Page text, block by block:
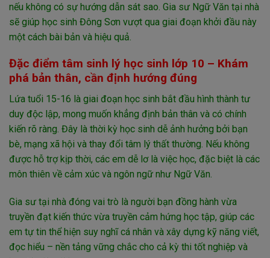
nếu không có sự hướng dẫn sát sao. Gia sư Ngữ Văn tại nhà
sẽ giúp học sinh Đông Sơn vượt qua giai đoạn khởi đầu này
một cách bài bản và hiệu quả.
Đặc điểm tâm sinh lý học sinh lớp 10 – Khám
phá bản thân, cần định hướng đúng
Lứa tuổi 15-16 là giai đoạn học sinh bắt đầu hình thành tư
duy độc lập, mong muốn khẳng định bản thân và có chính
kiến rõ ràng. Đây là thời kỳ học sinh dễ ảnh hưởng bởi bạn
bè, mạng xã hội và thay đổi tâm lý thất thường. Nếu không
được hỗ trợ kịp thời, các em dễ lơ là việc học, đặc biệt là các
môn thiên về cảm xúc và ngôn ngữ như Ngữ Văn.
Gia sư tại nhà đóng vai trò là người bạn đồng hành vừa
truyền đạt kiến thức vừa truyền cảm hứng học tập, giúp các
em tự tin thể hiện suy nghĩ cá nhân và xây dựng kỹ năng viết,
đọc hiểu – nền tảng vững chắc cho cả kỳ thi tốt nghiệp và